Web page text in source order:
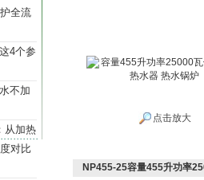
全流
4个参
不加
从加热
对比
点击放大
NP455-25容量455升功率